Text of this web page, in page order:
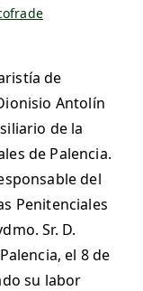
de
Antolín
de la
de Palencia.
del
Penitenciales
Sr. D.
el 8 de
su labor